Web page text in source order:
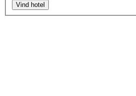
Vind hotel